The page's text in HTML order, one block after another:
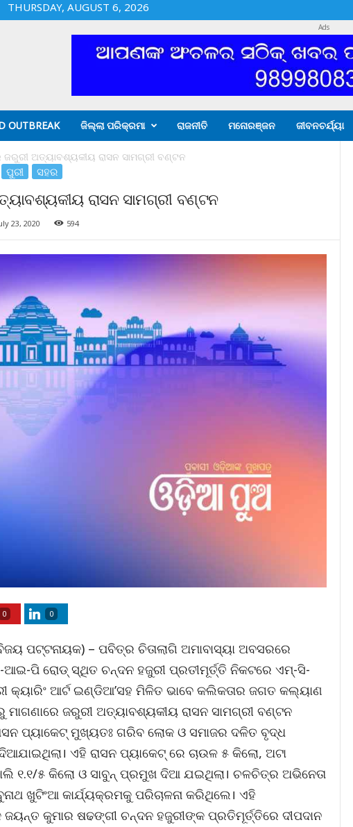
THURSDAY, AUGUST 6, 2026
Ads
OUTBREAK ଜିଲ୍ଲା ପରିକ୍ରମା ରାଜନୀତି ମନୋରଞ୍ଜନ ଜୀବନଚର୍ଯ୍ୟା
ଜରୁରୀ ଅତ୍ୟାବଶ୍ୟକୀୟ ରାସନ ସାମଗ୍ରୀ ବଣ୍ଟନ
ପୁରୀ ସହର
ରାସନ ସାମଗ୍ରୀ ବଣ୍ଟନ
23, 2020 594
0 0
ପଟ୍ଟନାୟକ) – ପବିତ୍ର ଚିତାଲାଗି ଅମାବାସ୍ୟା ଅବସରରେ
ଆଇ-ପି ରୋଡ୍ ସ୍ଥିତ ଚନ୍ଦନ ହଜୁରୀ ପ୍ରତୀମୂର୍ତ୍ତି ନିକଟରେ ଏମ୍‌-ସି-
କ୍ୟାରିଂ ଆର୍ଟ ଇଣ୍ଡିଆ’ସହ ମିଳିତ ଭାବେ କଲିକତାର ଜଗତ କଲ୍ୟାଣ
ଜରୁରୀ ଅତ୍ୟାବଶ୍ୟକୀୟ ରାସନ ସାମଗ୍ରୀ ବଣ୍ଟନ
ପ୍ୟାକେଟ୍‌ ମୁଖ୍ୟତଃ ଗରିବ ଲୋକ ଓ ସମାଜର ଦଳିତ ବୃଦ୍ଧ
ଏହି ରାସନ ପ୍ୟାକେଟ୍ ରେ ଚାଉଳ ୫ କିଲୋ, ଅଟା
୧.୧/୫ କିଲୋ ଓ ସାବୁନ୍ ପ୍ରମୁଖ ଦିଆ ଯଇଥିଲା। ଚଳଚିତ୍ର ଅଭିନେତା
ଖୁଟିଂଆ କାର୍ଯ୍ୟକ୍ରମକୁ ପରିଚାଳନା କରିଥିଲେ। ଏହି
ଜୟନ୍ତ କୁମାର ଷଢଙ୍ଗୀ ଚନ୍ଦନ ହଜୁରୀଙ୍କ ପ୍ରତିମୂର୍ତ୍ତିରେ ଦୀପଦାନ